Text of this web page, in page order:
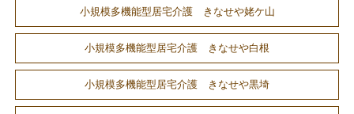
小規模多機能型居宅介護 きなせや姥ケ山
小規模多機能型居宅介護 きなせや白根
小規模多機能型居宅介護 きなせや黒埼